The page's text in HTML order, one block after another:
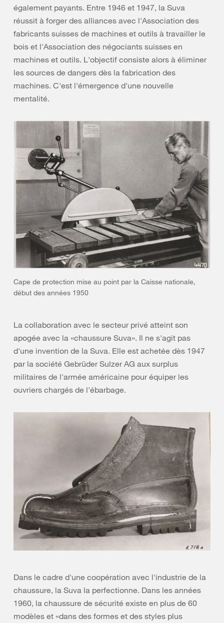
également payants. Entre 1946 et 1947, la Suva
réussit à forger des alliances avec l'Association des
fabricants suisses de machines et outils à travailler le
bois et l'Association des négociants suisses en
machines et outils. L'objectif consiste alors à éliminer
les sources de dangers dès la fabrication des
machines. C'est l'émergence d'une nouvelle
mentalité.
Cape de protection mise au point par la Caisse nationale,
début des années 1950
La collaboration avec le secteur privé atteint son
apogée avec la «chaussure Suva». Il ne s'agit pas
d'une invention de la Suva. Elle est achetée dès 1947
par la société Gebrüder Sulzer AG aux surplus
militaires de l'armée américaine pour équiper les
ouvriers chargés de l'ébarbage.
Dans le cadre d'une coopération avec l'industrie de la
chaussure, la Suva la perfectionne. Dans les années
1960, la chaussure de sécurité existe en plus de 60
modèles et «dans des formes et des styles plus